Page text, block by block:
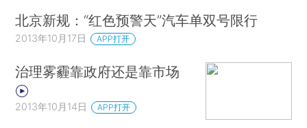
北京新规：“红色预警天”汽车单双号限行
2013年10月17日 APP打开
治理雾霾靠政府还是靠市场
2013年10月14日 APP打开